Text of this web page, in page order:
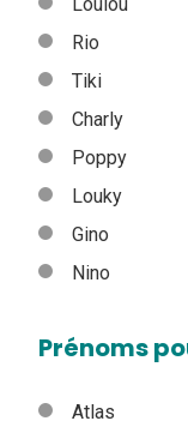
Rio
Tiki
Charly
Poppy
Louky
Gino
Nino
Prénoms
Atlas